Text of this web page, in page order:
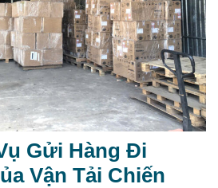
Gửi Hàng Đi
Vận Tải Chiến